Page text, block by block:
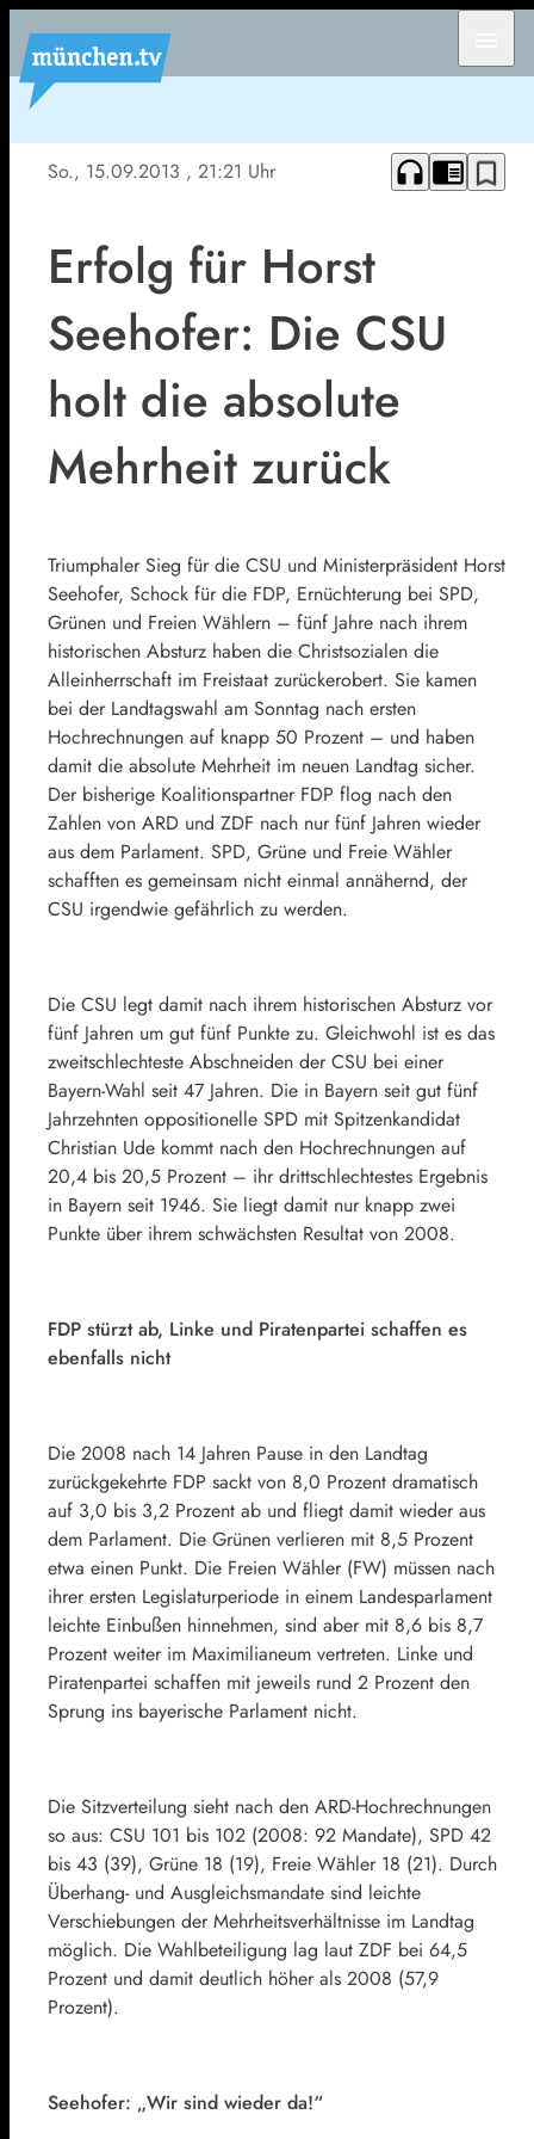
So., 15.09.2013 , 21:21 Uhr headphones chrome_reader_mode bookmark_border
Erfolg für Horst
Seehofer: Die CSU
holt die absolute
Mehrheit zurück
Triumphaler Sieg für die CSU und Ministerpräsident Horst
Seehofer, Schock für die FDP, Ernüchterung bei SPD,
Grünen und Freien Wählern – fünf Jahre nach ihrem
historischen Absturz haben die Christsozialen die
Alleinherrschaft im Freistaat zurückerobert. Sie kamen
bei der Landtagswahl am Sonntag nach ersten
Hochrechnungen auf knapp 50 Prozent – und haben
damit die absolute Mehrheit im neuen Landtag sicher.
Der bisherige Koalitionspartner FDP flog nach den
Zahlen von ARD und ZDF nach nur fünf Jahren wieder
aus dem Parlament. SPD, Grüne und Freie Wähler
schafften es gemeinsam nicht einmal annähernd, der
CSU irgendwie gefährlich zu werden.
Die CSU legt damit nach ihrem historischen Absturz vor
fünf Jahren um gut fünf Punkte zu. Gleichwohl ist es das
zweitschlechteste Abschneiden der CSU bei einer
Bayern-Wahl seit 47 Jahren. Die in Bayern seit gut fünf
Jahrzehnten oppositionelle SPD mit Spitzenkandidat
Christian Ude kommt nach den Hochrechnungen auf
20,4 bis 20,5 Prozent – ihr drittschlechtestes Ergebnis
in Bayern seit 1946. Sie liegt damit nur knapp zwei
Punkte über ihrem schwächsten Resultat von 2008.
FDP stürzt ab, Linke und Piratenpartei schaffen es
ebenfalls nicht
Die 2008 nach 14 Jahren Pause in den Landtag
zurückgekehrte FDP sackt von 8,0 Prozent dramatisch
auf 3,0 bis 3,2 Prozent ab und fliegt damit wieder aus
dem Parlament. Die Grünen verlieren mit 8,5 Prozent
etwa einen Punkt. Die Freien Wähler (FW) müssen nach
ihrer ersten Legislaturperiode in einem Landesparlament
leichte Einbußen hinnehmen, sind aber mit 8,6 bis 8,7
Prozent weiter im Maximilianeum vertreten. Linke und
Piratenpartei schaffen mit jeweils rund 2 Prozent den
Sprung ins bayerische Parlament nicht.
Die Sitzverteilung sieht nach den ARD-Hochrechnungen
so aus: CSU 101 bis 102 (2008: 92 Mandate), SPD 42
bis 43 (39), Grüne 18 (19), Freie Wähler 18 (21). Durch
Überhang- und Ausgleichsmandate sind leichte
Verschiebungen der Mehrheitsverhältnisse im Landtag
möglich. Die Wahlbeteiligung lag laut ZDF bei 64,5
Prozent und damit deutlich höher als 2008 (57,9
Prozent).
Seehofer: „Wir sind wieder da!“